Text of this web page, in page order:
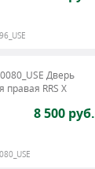
Дверь
правая RRS X
8 500 руб.